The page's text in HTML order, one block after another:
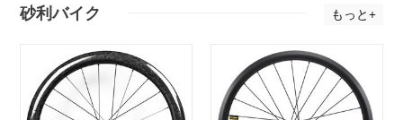
砂利バイク もっと+